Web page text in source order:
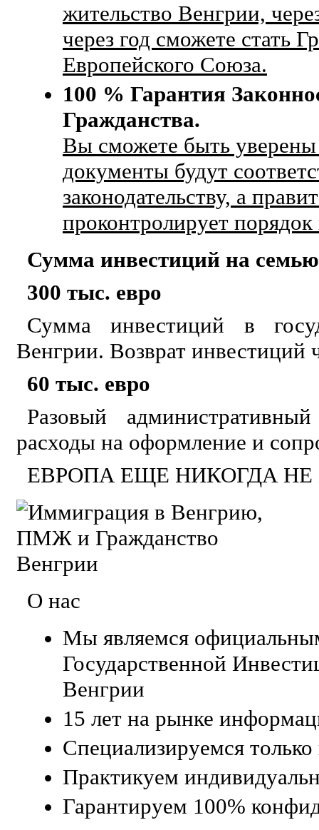
жительство Венгрии,
через год сможете стать
Европейского Союза.
100 % Гарантия
Гражданства.
Вы сможете быть
документы будут
законодательству, а
проконтролирует
Сумма инвестиций на семью
300 тыс. евро
Сумма инвестиций в
Венгрии. Возврат инвестиций
60 тыс. евро
Разовый
расходы на оформление и
ЕВРОПА ЕЩЕ НИКОГДА
О нас
Мы являемся
Государственной
Венгрии
15 лет на рынке
Специализируемся
Практикуем
Гарантируем 100%